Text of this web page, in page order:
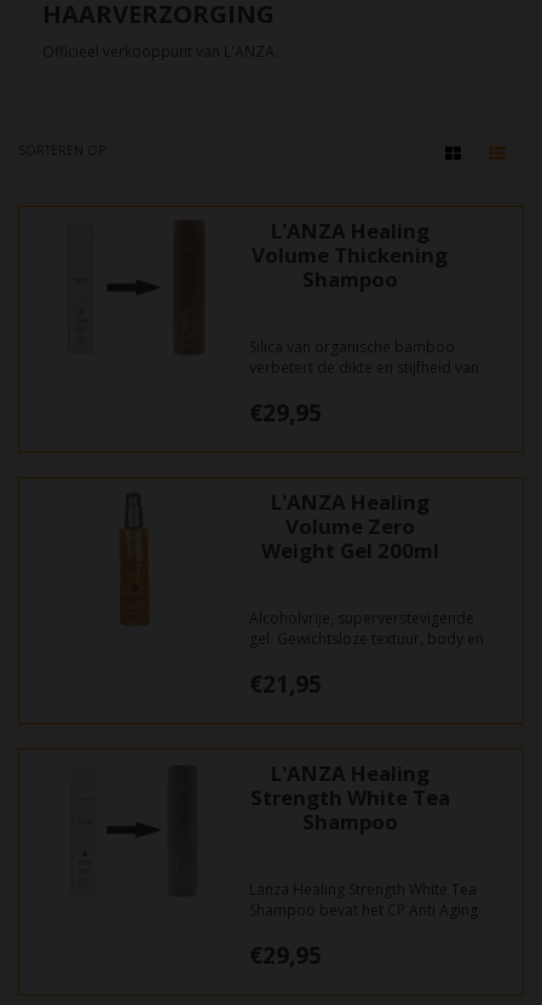
HAARVERZORGING
Officieel verkooppunt van L'ANZA.
L'ANZA Healing
Volume Thickening
Shampoo
Silica van organische bamboo
verbetert de dikte en stijfheid van
System herstelt beschadigingen om
ondersteuning en volume op te
bouwen.
€29,95
L'ANZA Healing
Volume Zero
Weight Gel 200ml
Alcoholvrije, superverstevigende
gel. Gewichtsloze textuur, body en
€21,95
L'ANZA Healing
Strength White Tea
Shampoo
Lanza Healing Strength White Tea
Shampoo bevat het CP Anti Aging
oxidanten om de tekenen van
ouderdom te keren en om het haar
weer kracht en een jeugdige
€29,95